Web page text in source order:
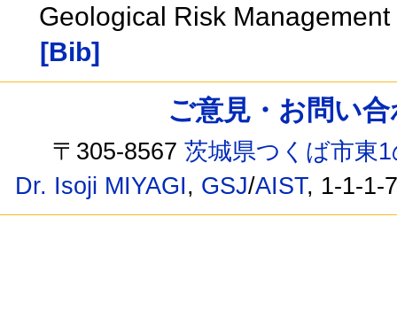
Geological Risk
[Bib]
ご意見・お問い
〒305-8567茨城県つくば市東
Dr. Isoji MIYAGI, GSJ/AIST, 1-1-1-